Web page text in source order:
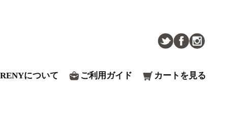
カートを見る
ご利用ガイド
RENYについて